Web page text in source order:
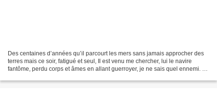
Des centaines d’années qu’il parcourt les mers sans jamais approcher des
terres mais ce soir, fatigué et seul, Il est venu me chercher, lui le navire
fantôme, perdu corps et âmes en allant guerroyer, je ne sais quel ennemi. Je